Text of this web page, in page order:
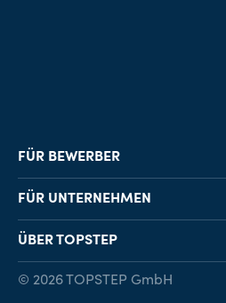
FÜR BEWERBER
Job-Finder
Karriereberatung
FÜR UNTERNEHMEN
Personalvermittlung
Personalsuche
ÜBER TOPSTEP
© 2026 TOPSTEP GmbH